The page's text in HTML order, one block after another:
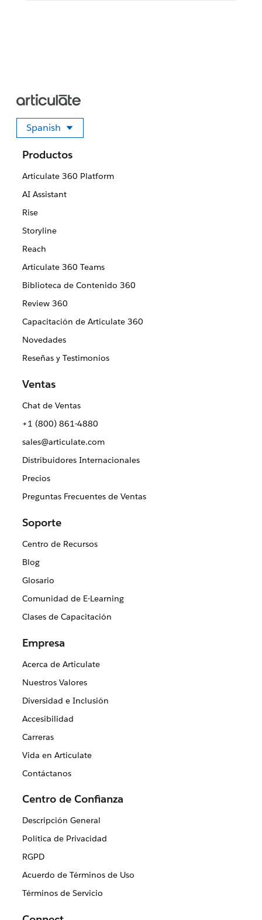
Spanish
Seleccione su idioma
Productos
Articulate 360 Platform
AI Assistant
Rise
Storyline
Reach
Articulate 360 Teams
Biblioteca de Contenido 360
Review 360
Capacitación de Articulate 360
Novedades
Reseñas y Testimonios
Ventas
Chat de Ventas
+1 (800) 861-4880
sales@articulate.com
Distribuidores Internacionales
Precios
Preguntas Frecuentes de Ventas
Soporte
Centro de Recursos
Blog
Glosario
Comunidad de E-Learning
Clases de Capacitación
Empresa
Acerca de Articulate
Nuestros Valores
Diversidad e Inclusión
Accesibilidad
Carreras
Vida en Articulate
Contáctanos
Centro de Confianza
Descripción General
Política de Privacidad
RGPD
Acuerdo de Términos de Uso
Términos de Servicio